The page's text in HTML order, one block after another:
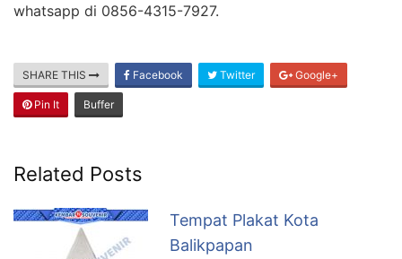
whatsapp di 0856-4315-7927.
SHARE THIS Facebook Twitter Google+
Pin It Buffer
Related Posts
Tempat Plakat Kota
Balikpapan